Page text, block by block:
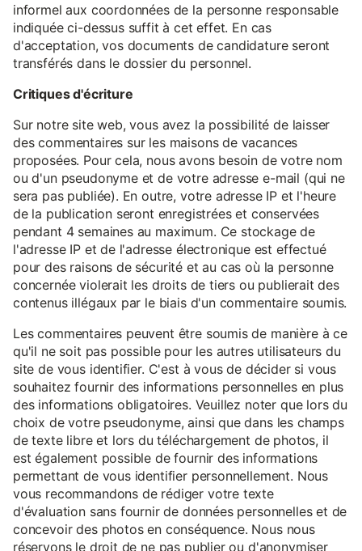
informel aux coordonnées de la personne responsable
indiquée ci-dessus suffit à cet effet. En cas
d'acceptation, vos documents de candidature seront
transférés dans le dossier du personnel.
Critiques d'écriture
Sur notre site web, vous avez la possibilité de laisser
des commentaires sur les maisons de vacances
proposées. Pour cela, nous avons besoin de votre nom
ou d'un pseudonyme et de votre adresse e-mail (qui ne
sera pas publiée). En outre, votre adresse IP et l'heure
de la publication seront enregistrées et conservées
pendant 4 semaines au maximum. Ce stockage de
l'adresse IP et de l'adresse électronique est effectué
pour des raisons de sécurité et au cas où la personne
concernée violerait les droits de tiers ou publierait des
contenus illégaux par le biais d'un commentaire soumis.
Les commentaires peuvent être soumis de manière à ce
qu'il ne soit pas possible pour les autres utilisateurs du
site de vous identifier. C'est à vous de décider si vous
souhaitez fournir des informations personnelles en plus
des informations obligatoires. Veuillez noter que lors du
choix de votre pseudonyme, ainsi que dans les champs
de texte libre et lors du téléchargement de photos, il
est également possible de fournir des informations
permettant de vous identifier personnellement. Nous
vous recommandons de rédiger votre texte
d'évaluation sans fournir de données personnelles et de
concevoir des photos en conséquence. Nous nous
réservons le droit de ne pas publier ou d'anonymiser